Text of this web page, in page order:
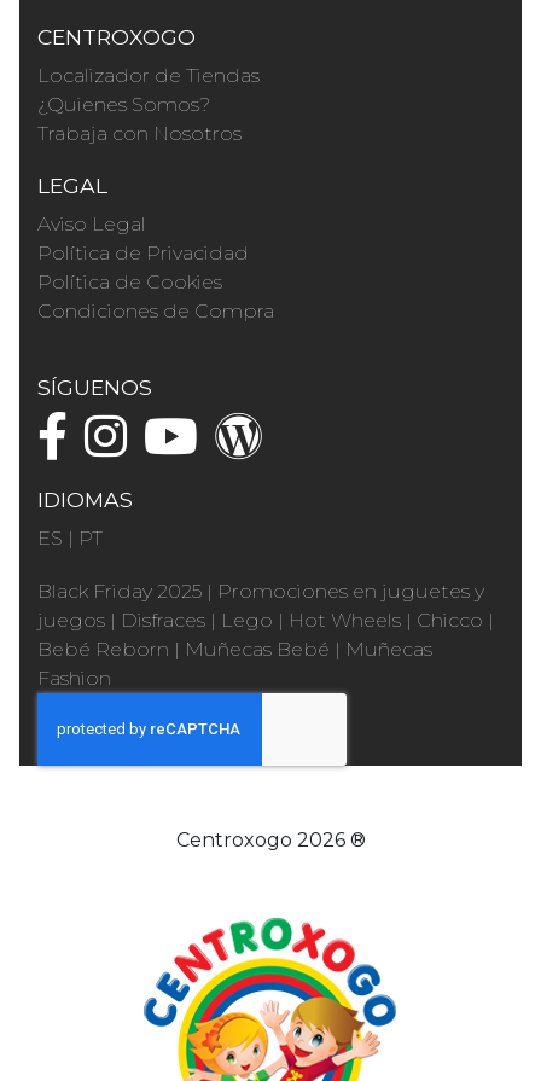
CENTROXOGO
Localizador de Tiendas
¿Quienes Somos?
Trabaja con Nosotros
LEGAL
Aviso Legal
Política de Privacidad
Política de Cookies
Condiciones de Compra
SÍGUENOS
IDIOMAS
ES | PT
Black Friday 2025 | Promociones en juguetes y
juegos | Disfraces | Lego | Hot Wheels | Chicco |
Bebé Reborn | Muñecas Bebé | Muñecas
Fashion
Centroxogo 2026 ®